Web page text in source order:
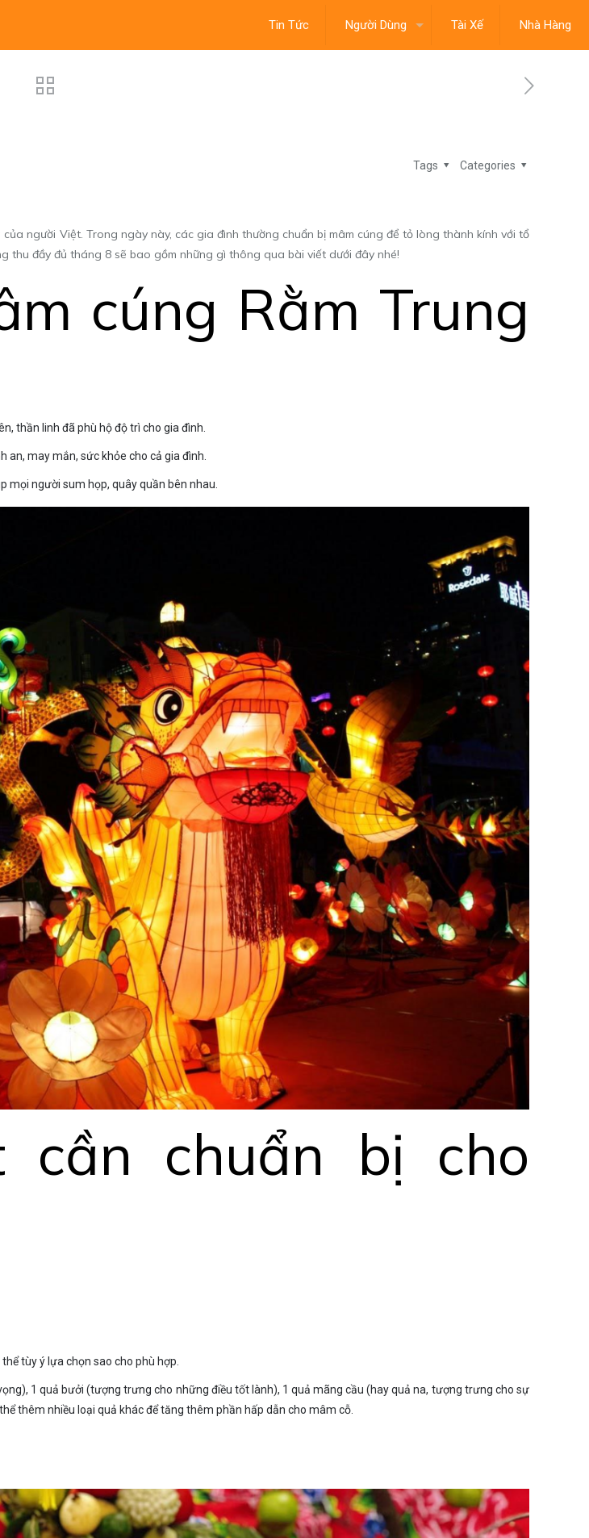
Tin Tức Người Dùng Tài Xế Nhà Hàng
Categories
Tags
người Việt. Trong ngày này, các gia đình thường chuẩn bị mâm cúng để tỏ lòng thành kính với tổ
thu đầy đủ tháng 8 sẽ bao gồm những gì thông qua bài viết dưới đây nhé!
cúng Rằm Trung
thần linh đã phù hộ độ trì cho gia đình.
an, may mắn, sức khỏe cho cả gia đình.
mọi người sum họp, quây quần bên nhau.
cần chuẩn bị cho
tùy ý lựa chọn sao cho phù hợp.
1 quả bưởi (tượng trưng cho những điều tốt lành), 1 quả mãng cầu (hay quả na, tượng trưng cho sự
thêm nhiều loại quả khác để tăng thêm phần hấp dẫn cho mâm cỗ.